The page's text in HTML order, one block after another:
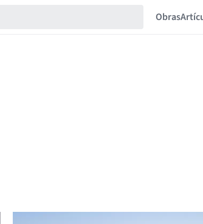
Obras